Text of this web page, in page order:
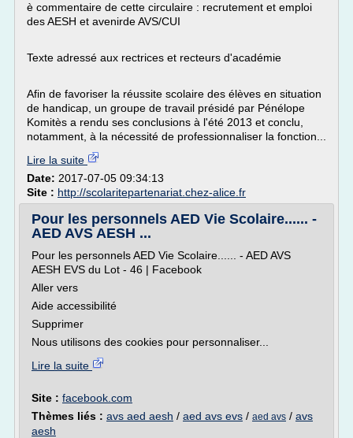
è commentaire de cette circulaire : recrutement et emploi
des AESH et avenirde AVS/CUI
Texte adressé aux rectrices et recteurs d'académie
Afin de favoriser la réussite scolaire des élèves en situation
de handicap, un groupe de travail présidé par Pénélope
Komitès a rendu ses conclusions à l'été 2013 et conclu,
notamment, à la nécessité de professionnaliser la fonction...
Lire la suite
Date: 2017-07-05 09:34:13
Site : http://scolaritepartenariat.chez-alice.fr
Pour les personnels AED Vie Scolaire...... -
AED AVS AESH ...
Pour les personnels AED Vie Scolaire...... - AED AVS
AESH EVS du Lot - 46 | Facebook
Aller vers
Aide accessibilité
Supprimer
Nous utilisons des cookies pour personnaliser...
Lire la suite
Site : facebook.com
Thèmes liés : avs aed aesh / aed avs evs / aed avs / avs
aesh